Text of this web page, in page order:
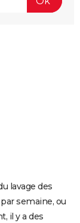
lavage des
semaine, ou
il y a des